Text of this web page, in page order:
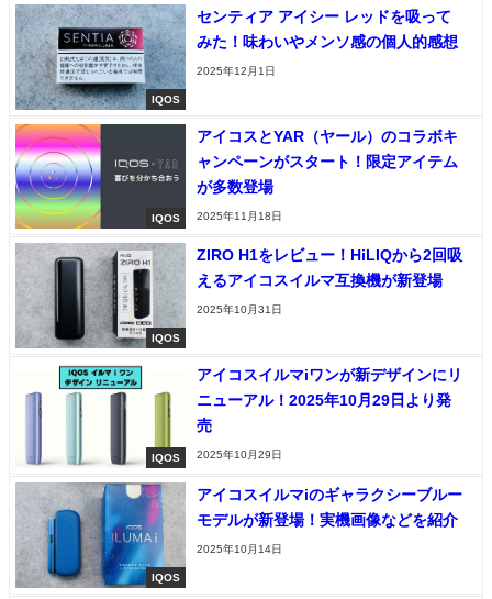
IQOS
センティア アイシー レッドを吸って
みた！味わいやメンソ感の個人的感想
2025年12月1日
IQOS
アイコスとYAR（ヤール）のコラボキ
ャンペーンがスタート！限定アイテム
が多数登場
2025年11月18日
IQOS
ZIRO H1をレビュー！HiLIQから2回吸
えるアイコスイルマ互換機が新登場
2025年10月31日
IQOS
アイコスイルマiワンが新デザインにリ
ニューアル！2025年10月29日より発
売
2025年10月29日
IQOS
アイコスイルマiのギャラクシーブルー
モデルが新登場！実機画像などを紹介
2025年10月14日